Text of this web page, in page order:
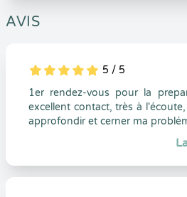
AVIS
5
1
5
0 5 / 5
1er rendez-vous pour la
excellent contact, très à
approfondir et cerner ma